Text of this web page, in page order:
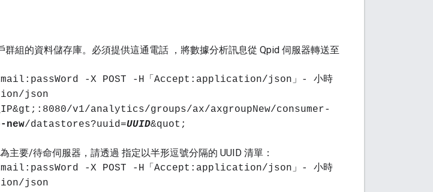
組的資料儲存庫。必須提供這通電話 ，將數據分析訊息從 Qpid 伺服器轉送至
-X POST -H「Accept:application/json」- 小時
json
v1/analytics/groups/ax/axgroupNew/consumer-
new/datastores?uuid=UUID&quot;
主要/待命伺服器，請透過 指定以半形逗號分隔的 UUID 清單：
-X POST -H「Accept:application/json」- 小時
json